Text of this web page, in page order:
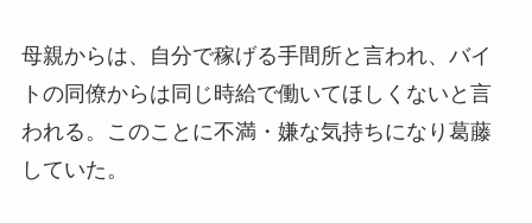
母親からは、自分で稼げる手間所と言われ、バイ
トの同僚からは同じ時給で働いてほしくないと言
われる。このことに不満・嫌な気持ちになり葛藤
していた。